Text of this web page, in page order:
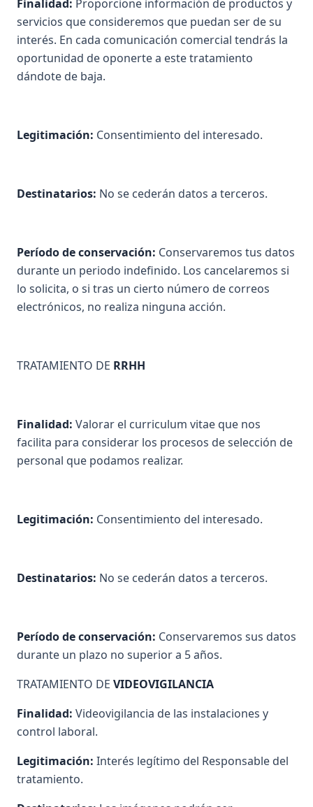
Finalidad: Proporcione información de productos y
servicios que consideremos que puedan ser de su
interés. En cada comunicación comercial tendrás la
oportunidad de oponerte a este tratamiento
dándote de baja.
Legitimación: Consentimiento del interesado.
Destinatarios: No se cederán datos a terceros.
Período de conservación: Conservaremos tus datos
durante un periodo indefinido. Los cancelaremos si
lo solicita, o si tras un cierto número de correos
electrónicos, no realiza ninguna acción.
TRATAMIENTO DE RRHH
Finalidad: Valorar el curriculum vitae que nos
facilita para considerar los procesos de selección de
personal que podamos realizar.
Legitimación: Consentimiento del interesado.
Destinatarios: No se cederán datos a terceros.
Período de conservación: Conservaremos sus datos
durante un plazo no superior a 5 años.
TRATAMIENTO DE VIDEOVIGILANCIA
Finalidad: Videovigilancia de las instalaciones y
control laboral.
Legitimación: Interés legítimo del Responsable del
tratamiento.